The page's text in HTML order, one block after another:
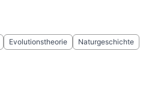
Evolutionstheorie Naturgeschichte